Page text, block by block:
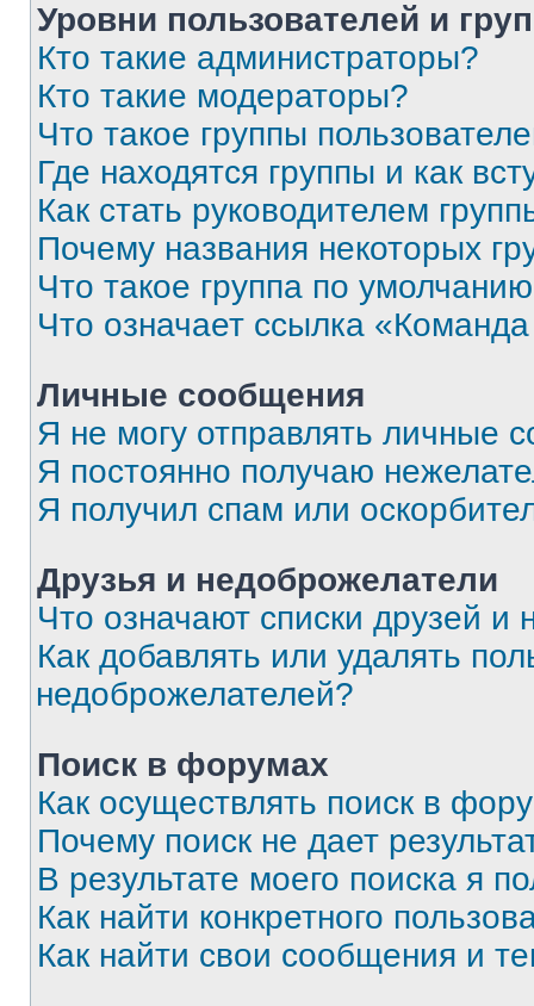
Уровни пользователей и
Кто такие администраторы?
Кто такие модераторы?
Что такое группы
Где находятся группы и как
Как стать руководителем
Почему названия некоторых
Что такое группа по
Что означает ссылка
Личные сообщения
Я не могу отправлять личные
Я постоянно получаю
Я получил спам или
Друзья и недоброжелатели
Что означают списки друзей и
Как добавлять или удалять
недоброжелателей?
Поиск в форумах
Как осуществлять поиск в
Почему поиск не дает
В результате моего поиска я
Как найти конкретного
Как найти свои сообщения и